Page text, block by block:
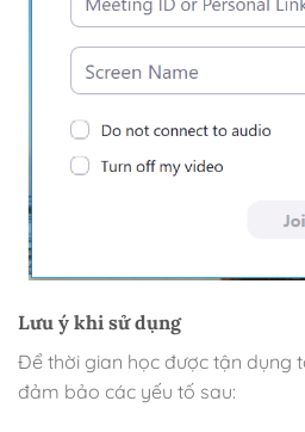
Lưu ý khi sử dụng
Để thời gian học được tận dụng
đảm bảo các yếu tố sau: